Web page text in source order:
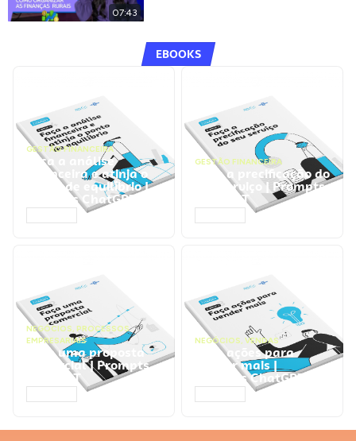
07:43
EBOOKS
GESTÃO FINANCEIRA
Faça a análise
financeira e atinja o
ponto de equilíbrio |
Prompts ChatGPT
GESTÃO FINANCEIRA
Faça a precificação do
seu serviço | Prompts
ChatGPT
NEGÓCIOS, PROCESSOS
EMPRESARIAIS
Faça uma proposta
comercial | Prompts
ChatGPT
NEGÓCIOS, VENDAS
Faça ações para
vender mais |
Prompts ChatGPT